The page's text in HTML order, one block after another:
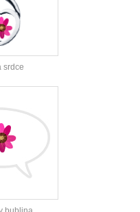
srdce